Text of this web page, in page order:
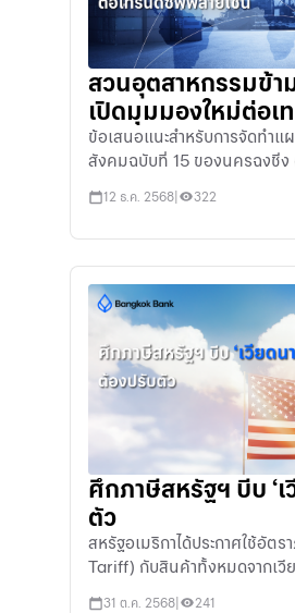
สวนอุตสาหกรรมข้า
เปิดมุมมองใหม่ต่อเ
ข้อเสนอแนะสำหรับการจัดทำ
สังคมฉบับที่ 15 ของนครฉงชิ่ง
ร้องการสนับสนุนธุรกิจต่าง ๆ
12 ธ.ค. 2568 322
ศึกภาษีสหรัฐฯ บีบ ‘
ตัว
สหรัฐอเมริกาได้ประกาศใช้อัต
Tariff) กับสินค้าทั้งหมดจากเวี
ตั้งแต่วันที่ 7 สิงหาคมที่ผ่านมา
31 ต.ค. 2568| 241